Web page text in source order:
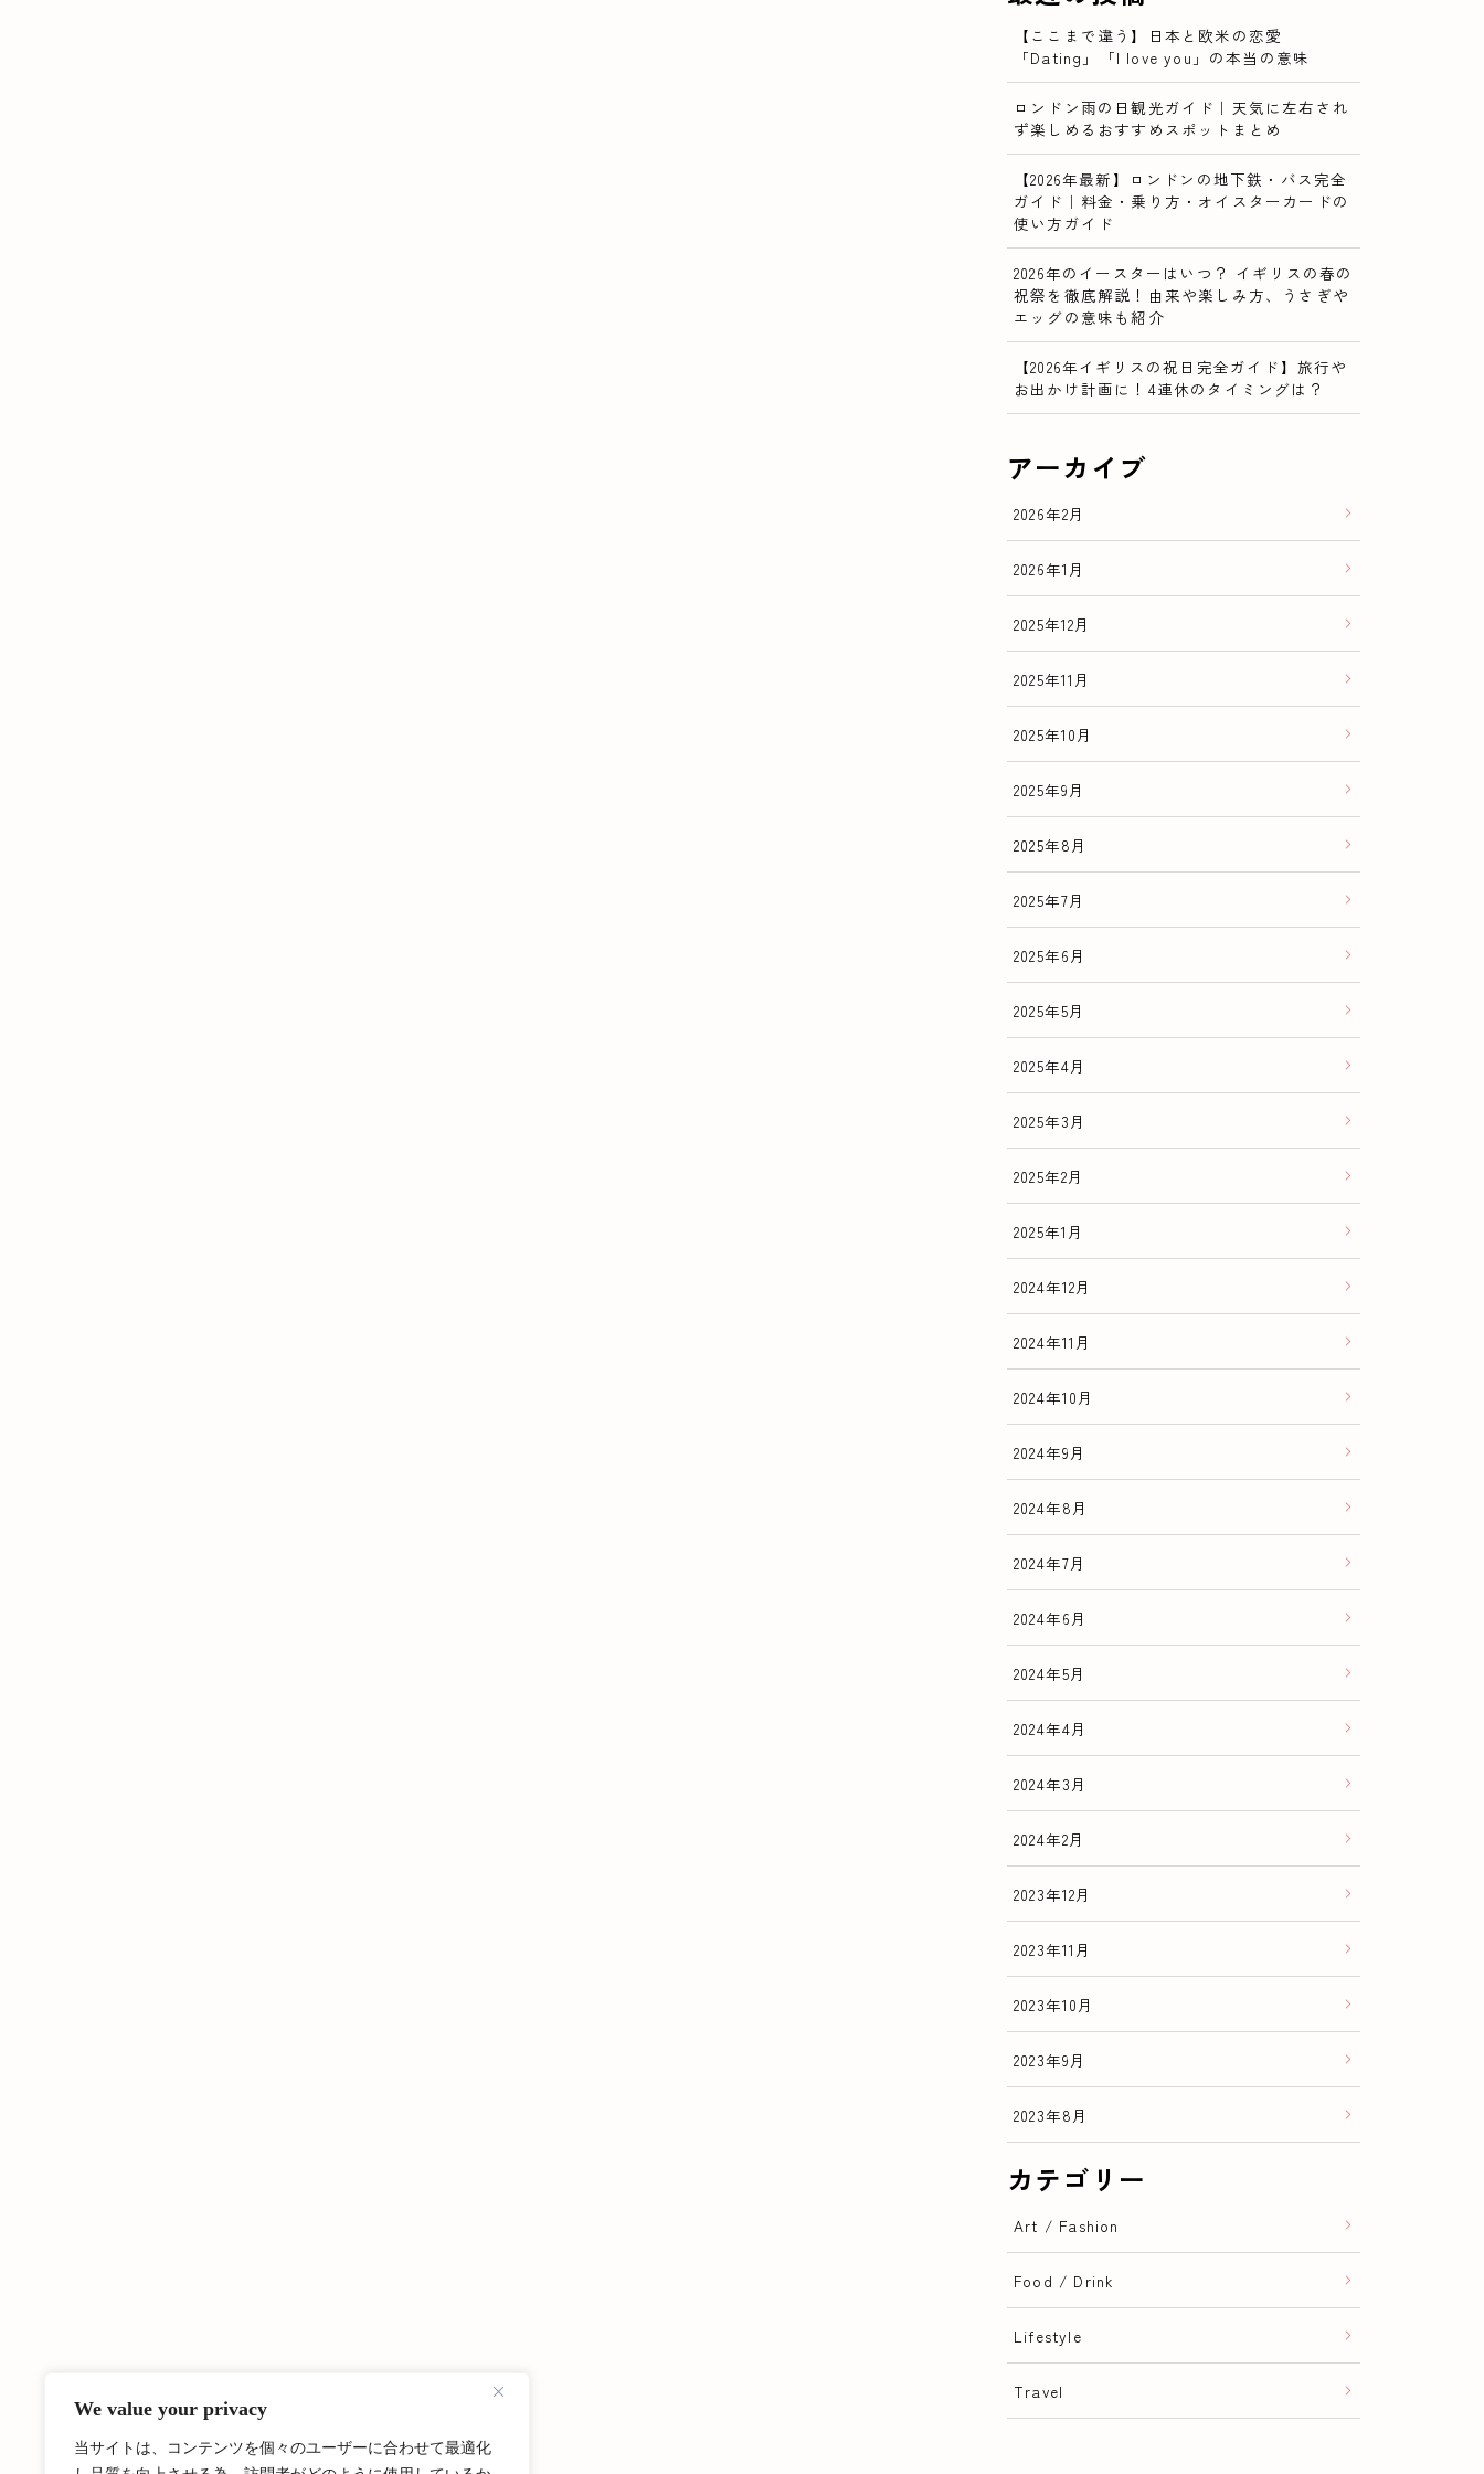
We value your privacy
当サイトは、コンテンツを個々のユーザーに合わせて最適化
【ここまで違う】日本と欧米の恋愛
「Dating」「I love you」の本当の意味
ロンドン雨の日観光ガイド｜天気に左右され
ず楽しめるおすすめスポットまとめ
【2026年最新】ロンドンの地下鉄・バス完全
ガイド｜料金・乗り方・オイスターカードの
使い方ガイド
2026年のイースターはいつ？ イギリスの春の
祝祭を徹底解説！由来や楽しみ方、うさぎや
エッグの意味も紹介
【2026年イギリスの祝日完全ガイド】旅行や
お出かけ計画に！4連休のタイミングは？
アーカイブ
2026年2月
2026年1月
2025年12月
2025年11月
2025年10月
2025年9月
2025年8月
2025年7月
2025年6月
2025年5月
2025年4月
2025年3月
2025年2月
2025年1月
2024年12月
2024年11月
2024年10月
2024年9月
2024年8月
2024年7月
2024年6月
2024年5月
2024年4月
2024年3月
2024年2月
2023年12月
2023年11月
2023年10月
2023年9月
2023年8月
カテゴリー
Art / Fashion
Food / Drink
Lifestyle
Travel